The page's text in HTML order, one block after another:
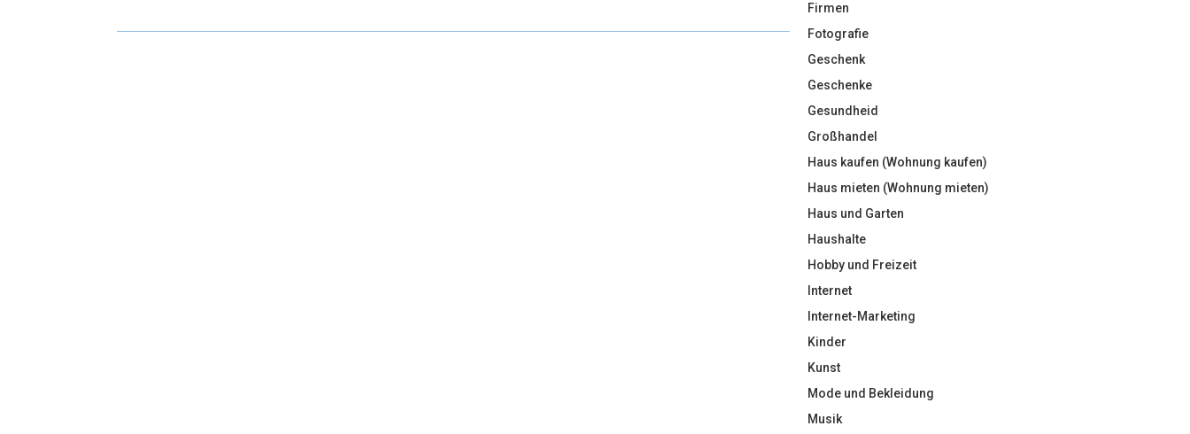
Firmen
Fotografie
Geschenk
Geschenke
Gesundheid
Großhandel
Haus kaufen (Wohnung kaufen)
Haus mieten (Wohnung mieten)
Haus und Garten
Haushalte
Hobby und Freizeit
Internet
Internet-Marketing
Kinder
Kunst
Mode und Bekleidung
Musik